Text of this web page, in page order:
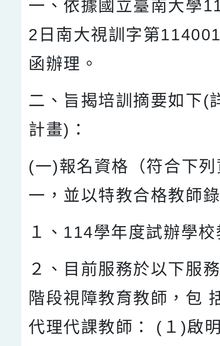
一、依據國立臺南大學
2日南大視訓字第
函辦理。
二、旨揭培訓摘要如下(
計畫)：
(一)報名資格（符合下
一，並以特教合格教師
１、114學年度試辦學
２、目前服務於以下服
階段視障教育教師，包
代理代課教師： (１)啟